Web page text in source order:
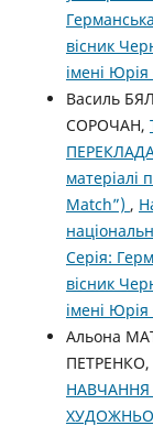
вісник
імені
Василь
СОРОЧАН,
матеріалі
Match”) ,
Серія:
вісник
імені
Альона
ПЕТРЕНКО,